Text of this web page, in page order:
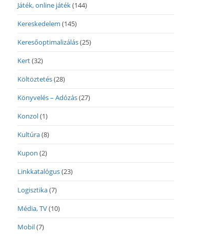
Játék, online játék(144)
Kereskedelem (145)
Keresőoptimalizálás(25)
Kert(32)
Költöztetés(28)
Könyvelés – Adózás(27)
Konzol(1)
Kultúra(8)
Kupon (2)
Linkkatalógus(23)
Logisztika(7)
Média, TV(10)
Mobil(7)